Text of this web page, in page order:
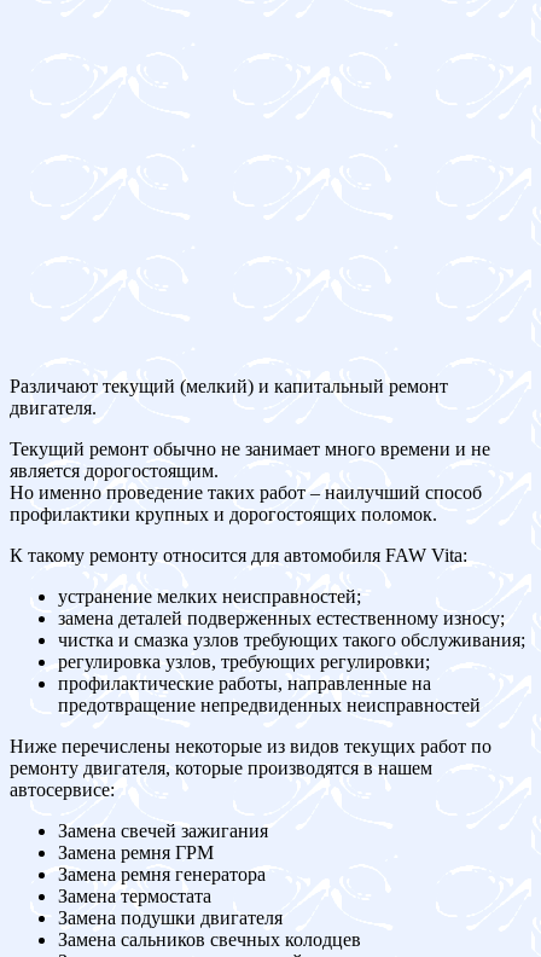
Различают текущий (мелкий) и капитальный ремонт
двигателя.
Текущий ремонт обычно не занимает много времени и не
является дорогостоящим.
Но именно проведение таких работ – наилучший способ
профилактики крупных и дорогостоящих поломок.
К такому ремонту относится для автомобиля FAW Vita:
устранение мелких неисправностей;
замена деталей подверженных естественному износу;
чистка и смазка узлов требующих такого обслуживания;
регулировка узлов, требующих регулировки;
профилактические работы, направленные на
предотвращение непредвиденных неисправностей
Ниже перечислены некоторые из видов текущих работ по
ремонту двигателя, которые производятся в нашем
автосервисе:
Замена свечей зажигания
Замена ремня ГРМ
Замена ремня генератора
Замена термостата
Замена подушки двигателя
Замена сальников свечных колодцев